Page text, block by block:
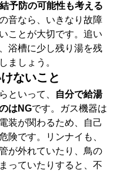
予防の可能性も考える
音なら、いきなり故障
ことが大切です。追い
浴槽に少し残り湯を残
ましょう。
ないこと
といって、
自分で給湯
はNGです。ガス機器は
装が関わるため、自己
険です。リンナイも、
が外れていたり、鳥の
っていたりすると、不